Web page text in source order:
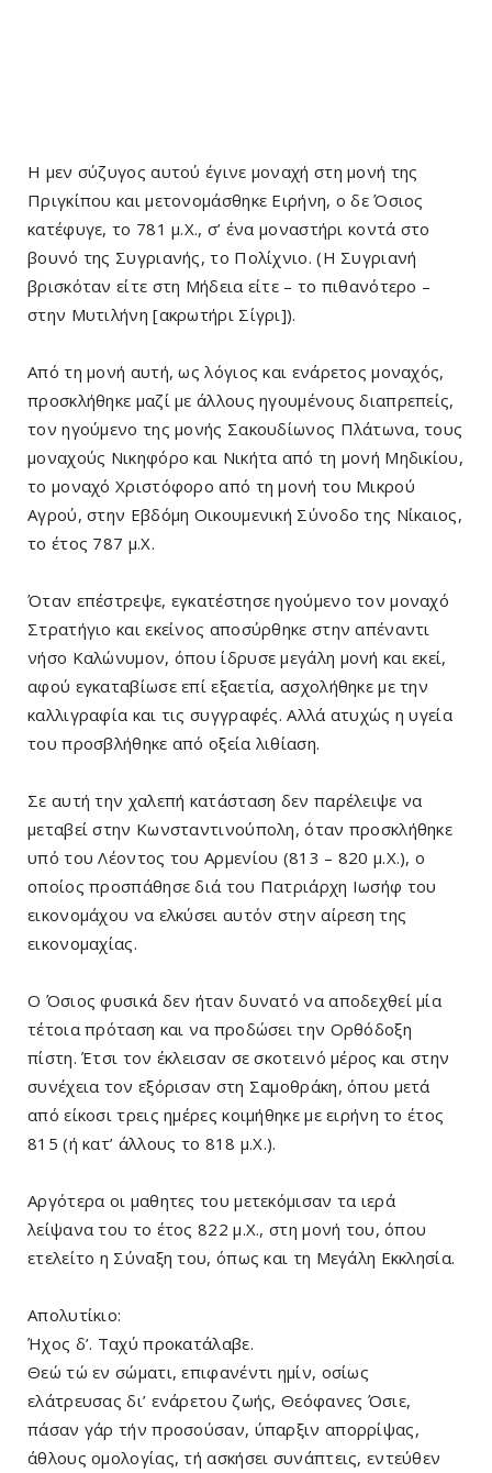
Η μεν σύζυγος αυτού έγινε μοναχή στη μονή της
Πριγκίπου και μετονομάσθηκε Ειρήνη, ο δε Όσιος
κατέφυγε, το 781 μ.Χ., σ’ ένα μοναστήρι κοντά στο
βουνό της Συγριανής, το Πολίχνιο. (Η Συγριανή
βρισκόταν είτε στη Μήδεια είτε – το πιθανότερο –
στην Μυτιλήνη [ακρωτήρι Σίγρι]).
Από τη μονή αυτή, ως λόγιος και ενάρετος μοναχός,
προσκλήθηκε μαζί με άλλους ηγουμένους διαπρεπείς,
τον ηγούμενο της μονής Σακουδίωνος Πλάτωνα, τους
μοναχούς Νικηφόρο και Νικήτα από τη μονή Μηδικίου,
το μοναχό Χριστόφορο από τη μονή του Μικρού
Αγρού, στην Εβδόμη Οικουμενική Σύνοδο της Νίκαιος,
το έτος 787 μ.Χ.
Όταν επέστρεψε, εγκατέστησε ηγούμενο τον μοναχό
Στρατήγιο και εκείνος αποσύρθηκε στην απέναντι
νήσο Καλώνυμον, όπου ίδρυσε μεγάλη μονή και εκεί,
αφού εγκαταβίωσε επί εξαετία, ασχολήθηκε με την
καλλιγραφία και τις συγγραφές. Αλλά ατυχώς η υγεία
του προσβλήθηκε από οξεία λιθίαση.
Σε αυτή την χαλεπή κατάσταση δεν παρέλειψε να
μεταβεί στην Κωνσταντινούπολη, όταν προσκλήθηκε
υπό του Λέοντος του Αρμενίου (813 – 820 μ.Χ.), ο
οποίος προσπάθησε διά του Πατριάρχη Ιωσήφ του
εικονομάχου να ελκύσει αυτόν στην αίρεση της
εικονομαχίας.
Ο Όσιος φυσικά δεν ήταν δυνατό να αποδεχθεί μία
τέτοια πρόταση και να προδώσει την Ορθόδοξη
πίστη. Έτσι τον έκλεισαν σε σκοτεινό μέρος και στην
συνέχεια τον εξόρισαν στη Σαμοθράκη, όπου μετά
από είκοσι τρεις ημέρες κοιμήθηκε με ειρήνη το έτος
815 (ή κατ’ άλλους το 818 μ.Χ.).
Αργότερα οι μαθητες του μετεκόμισαν τα ιερά
λείψανα του το έτος 822 μ.Χ., στη μονή του, όπου
ετελείτο η Σύναξη του, όπως και τη Μεγάλη Εκκλησία.
Απολυτίκιο:
Ήχος δ’. Ταχύ προκατάλαβε.
Θεώ τώ εν σώματι, επιφανέντι ημίν, οσίως
ελάτρευσας δι’ ενάρετου ζωής, Θεόφανες Όσιε,
πάσαν γάρ τήν προσούσαν, ύπαρξιν απορρίψας,
άθλους ομολογίας, τή ασκήσει συνάπτεις, εντεύθεν